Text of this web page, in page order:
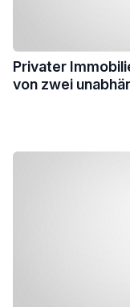
Privater
von zwei